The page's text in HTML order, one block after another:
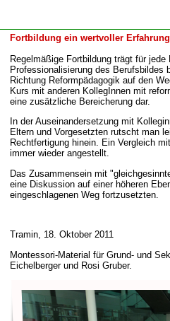
Fortbildung ein wertvoller
Regelmäßige Fortbildung trägt für jede
Professionalisierung des Berufsbildes
Richtung Reformpädagogik auf den
Kurs mit anderen KollegInnen mit
eine zusätzliche Bereicherung dar.
In der Auseinandersetzung mit
Eltern und Vorgesetzten rutscht man
Rechtfertigung hinein. Ein Vergleich
immer wieder angestellt.
Das Zusammensein mit
eine Diskussion auf einer höheren
eingeschlagenen Weg fortzusetzten.
Tramin, 18. Oktober 2011
Montessori-Material für Grund- und
Eichelberger und Rosi Gruber.